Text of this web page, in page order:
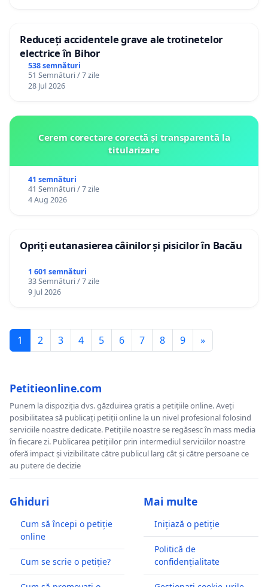
Reduceți accidentele grave ale trotinetelor
electrice în Bihor
538 semnături
51 Semnături / 7 zile
28 Jul 2026
Cerem corectare corectă și transparentă la
titularizare
41 semnături
41 Semnături / 7 zile
4 Aug 2026
Opriți eutanasierea câinilor și pisicilor în Bacău
1 601 semnături
33 Semnături / 7 zile
9 Jul 2026
1 2 3 4 5 6 7 8 9 »
Petitieonline.com
Punem la dispoziția dvs. găzduirea gratis a petițiile online. Aveți
posibilitatea să publicați petiții online la un nivel profesional folosind
serviciile noastre dedicate. Petițiile noastre se regăsesc în mass media
în fiecare zi. Publicarea petițiilor prin intermediul serviciilor noastre
oferă impact și vizibilitate către publicul larg cât și către persoane ce
au putere de decizie
Ghiduri
Cum să începi o petiție
online
Cum se scrie o petiție?
Mai multe
Inițiază o petiție
Politică de
confidențialitate